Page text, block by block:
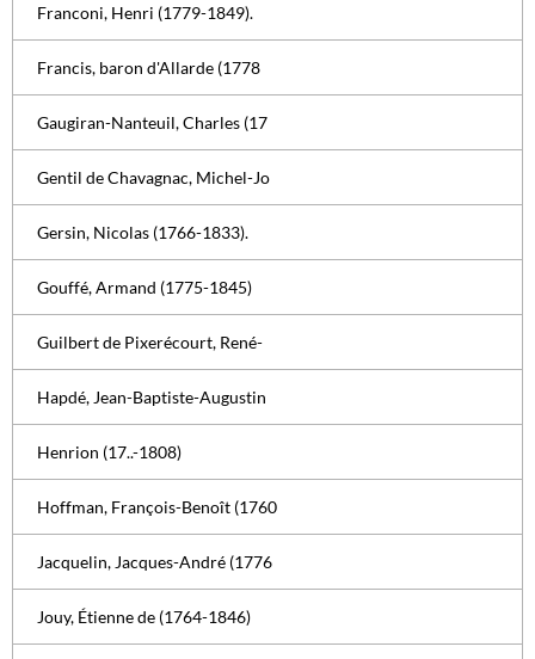
Franconi, Henri (1779-1849).
Francis, baron d'Allarde (1778
Gaugiran-Nanteuil, Charles (17
Gentil de Chavagnac, Michel-Jo
Gersin, Nicolas (1766-1833).
Gouffé, Armand (1775-1845)
Guilbert de Pixerécourt, René-
Hapdé, Jean-Baptiste-Augustin
Henrion (17..-1808)
Hoffman, François-Benoît (1760
Jacquelin, Jacques-André (1776
Jouy, Étienne de (1764-1846)